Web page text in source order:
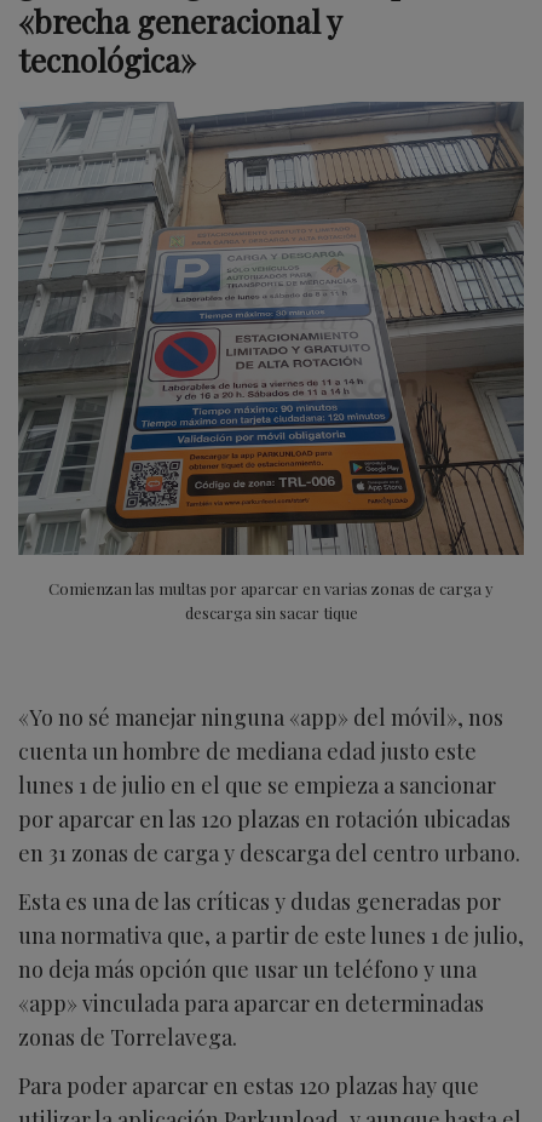
«brecha generacional y
tecnológica»
Comienzan las multas por aparcar en varias zonas de carga y
descarga sin sacar tique
«Yo no sé manejar ninguna «app» del móvil», nos
cuenta un hombre de mediana edad justo este
lunes 1 de julio en el que se empieza a sancionar
por aparcar en las 120 plazas en rotación ubicadas
en 31 zonas de carga y descarga del centro urbano.
Esta es una de las críticas y dudas generadas por
una normativa que, a partir de este lunes 1 de julio,
no deja más opción que usar un teléfono y una
«app» vinculada para aparcar en determinadas
zonas de Torrelavega.
Para poder aparcar en estas 120 plazas hay que